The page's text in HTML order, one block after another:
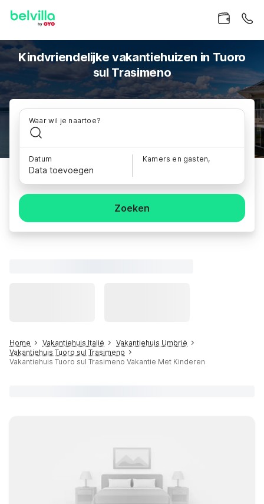
Kindvriendelijke vakantiehuizen in Tuoro
sul Trasimeno
Waar wil je naartoe?
Datum
Data toevoegen
Kamers en gasten,
Zoeken
Home Vakantiehuis Italië
Vakantiehuis Umbrië
Vakantiehuis Tuoro sul Trasimeno
Vakantiehuis Tuoro sul Trasimeno Vakantie Met Kinderen